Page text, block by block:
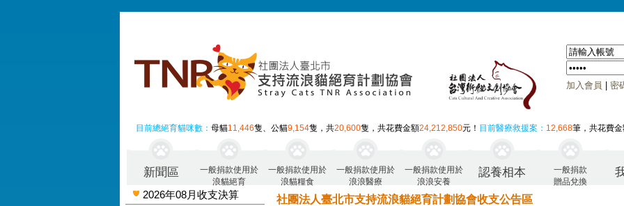
加入會員 密
目前總絕育貓咪數： 母貓11,446隻、公貓9,154隻，共20,600隻，共花費金額24,212,850元！ 目前醫療救援案： 12,668筆，共花費金
新聞區
一般捐款使用於
浪貓絕育
一般捐款使用於
浪貓糧食
一般捐款使用於
浪浪醫療
一般捐款使用於
浪浪安養
認養相本
一般捐款
贈品兌換
2026年08月收支決算
社團法人臺北市支持流浪貓絕育計劃協會收支公告區